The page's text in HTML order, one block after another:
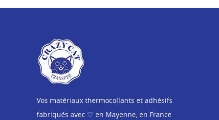
Vos matériaux thermocollants et adhésifs
fabriqués avec ♡ en Mayenne, en France